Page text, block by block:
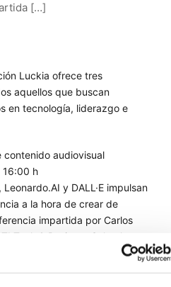
[…]
Luckia ofrece tres
aquellos que buscan
en tecnología, liderazgo e
contenido audiovisual
16:00 h
, Leonardo.AI y DALL·E impulsan
a la hora de crear de
impartida por Carlos
Tec h & Business Schoo l